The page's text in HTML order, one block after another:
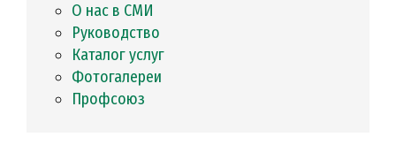
О нас в СМИ
Руководство
Каталог услуг
Фотогалереи
Профсоюз